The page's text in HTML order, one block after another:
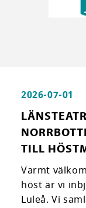
2026-07-01
TILL
Varmt
höst är vi
Luleå. Vi